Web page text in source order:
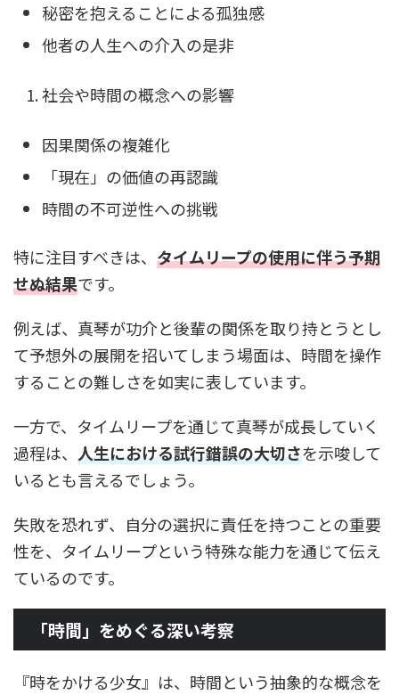
秘密を抱えることによる孤独感
他者の人生への介入の是非
社会や時間の概念への影響
因果関係の複雑化
「現在」の価値の再認識
時間の不可逆性への挑戦
特に注目すべきは、 タイムリープの使用に伴う予期
せぬ結果です。
例えば、真琴が功介と後輩の関係を取り持とうとし
て予想外の展開を招いてしまう場面は、時間を操作
することの難しさを如実に表しています。
一方で、タイムリープを通じて真琴が成長していく
過程は、 人生における試行錯誤の大切さを示唆して
いるとも言えるでしょう。
失敗を恐れず、自分の選択に責任を持つことの重要
性を、タイムリープという特殊な能力を通じて伝え
ているのです。
「時間」をめぐる深い考察
『時をかける少女』は、時間という抽象的な概念を